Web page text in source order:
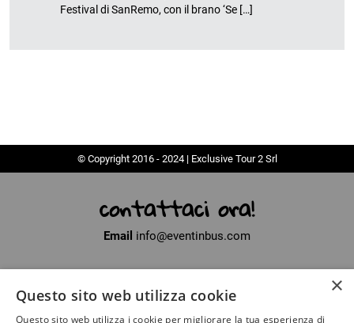
Festival di SanRemo, con il brano ‘Se […]
© Copyright 2016 - 2024 | Exclusive Tour 2 Srl
contattaci ora!
Email info@eventinbus.com
Partita Iva01371040450
×
Questo sito web utilizza cookie
Questo sito web utilizza i cookie per migliorare la tua esperienza di